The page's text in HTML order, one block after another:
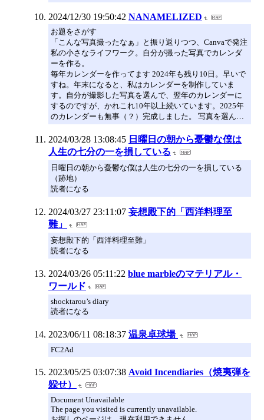
2024/12/30 19:50:42 NANAMELIZED
お題をさがす
「こんな写真撮ったなぁ」と振り返りつつ、Canvaで発注
私の小さなライフワーク。自分が撮った写真でカレンダ
ーを作る。
毎年カレンダーを作ってます 2024年も残り10日。早いで
すね。年末になると、私はカレンダーを制作していま
す。自分が撮影した写真を選んで、翌年のカレンダーに
するのですが、かれこれ10年以上続いています。2025年
のカレンダーも無事（？）完成しました。 写真を選ん…
2024/03/28 13:08:45 日曜日の朝から憂鬱な僕は
人生の七分の一を損している
日曜日の朝から憂鬱な僕は人生の七分の一を損している
（跡地）
読者になる
2024/03/27 23:11:07 妄想殿下的「西洋料理至
難」
妄想殿下的「西洋料理至難」
読者になる
2024/03/26 05:11:22 blue marbleのマテリアル・
ワールド
shocktarou’s diary
読者になる
2023/06/11 08:18:37 温泉卓球場
FC2Ad
2023/05/25 03:07:38 Avoid Incendiaries（焼夷弾を
躱せ）
Document Unavailable
The page you visited is currently unavailable.